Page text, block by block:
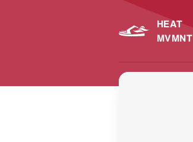
HEAT
MVMNT